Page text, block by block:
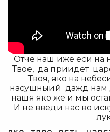
Отче наш иже еси на
Твое, да приидет
Твоя, яко на
насушныий дажд нам
нашя яко же и мы
И не введи нас во